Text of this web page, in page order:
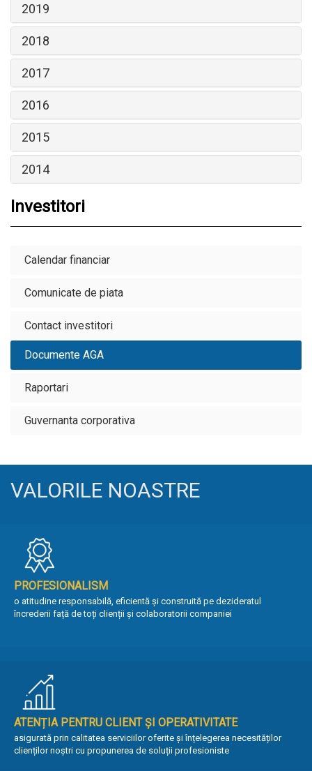
2019
2018
2017
2016
2015
2014
Investitori
Calendar financiar
Comunicate de piata
Contact investitori
Documente AGA
Raportari
Guvernanta corporativa
VALORILE NOASTRE
PROFESIONALISM
o atitudine responsabilă, eficientă și construită pe dezideratul
încrederii față de toți clienții și colaboratorii companiei
ATENȚIA PENTRU CLIENT ȘI OPERATIVITATE
asigurată prin calitatea serviciilor oferite și înțelegerea necesităților
clienților noștri cu propunerea de soluții profesioniste